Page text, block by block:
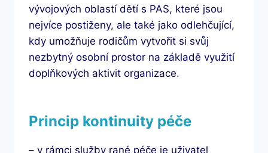
vývojových oblastí dětí s PAS, které jsou
nejvíce postiženy, ale také jako odlehčující,
kdy umožňuje rodičům vytvořit si svůj
nezbytný osobní prostor na základě využití
doplňkových aktivit organizace.
Princip kontinuity péče
– v rámci služby rané péče je uživatel